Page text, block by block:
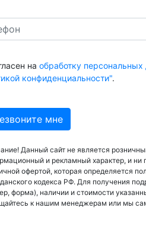
на обработку
конфиденциальности".
Данный сайт не является
и рекламный характер, и ни
офертой, которая определяется
кодекса РФ. Для получения
форма), наличии и стоимости
к нашим менеджерам или мы